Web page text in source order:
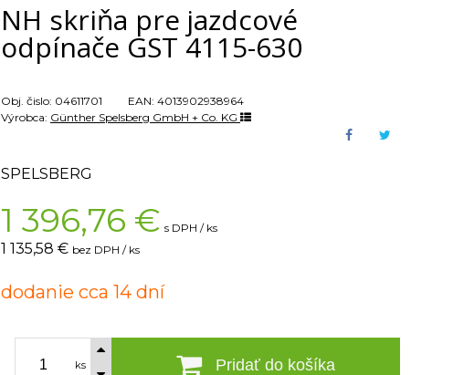
NH skriňa pre jazdcové
odpínače GST 4115-630
Obj. čislo: 04611701 EAN: 4013902938964
Výrobca: Günther Spelsberg GmbH + Co. KG
SPELSBERG
1 396,76 € s DPH / ks
1 135,58 € bez DPH / ks
dodanie cca 14 dní
ks Pridať do košíka